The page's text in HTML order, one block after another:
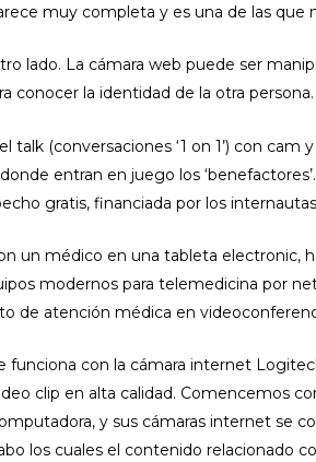
muy completa y es una de las
lado. La cámara web puede ser
conocer la identidad de la otra persona.
talk (conversaciones ‘1 on 1’) con
entran en juego los
gratis, financiada por los
un médico en una tableta electronic,
modernos para telemedicina por
de atención médica en
con la cámara internet
clip en alta calidad. Comencemos
y sus cámaras internet se
los cuales el contenido relacionado